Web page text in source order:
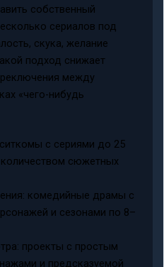
собственный
сериалов под
скука, желание
подход снижает
между
«чего-нибудь
с сериями до 25
сюжетных
комедийные драмы с
и сезонами по 8–
проекты с простым
и предсказуемой